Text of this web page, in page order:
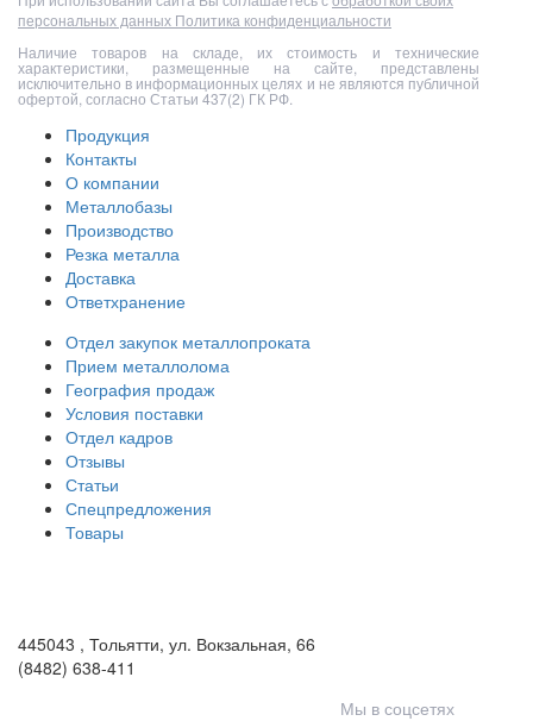
персональных данных Политика конфиденциальности
Наличие товаров на складе, их стоимость и технические
характеристики, размещенные на сайте, представлены
исключительно в информационных целях и не являются публичной
офертой, согласно Статьи 437(2) ГК РФ.
Продукция
Контакты
О компании
Металлобазы
Производство
Резка металла
Доставка
Ответхранение
Отдел закупок металлопроката
Прием металлолома
География продаж
Условия поставки
Отдел кадров
Отзывы
Статьи
Спецпредложения
Товары
445043 , Тольятти, ул. Вокзальная, 66
(8482) 638-411
Мы в соцсетях